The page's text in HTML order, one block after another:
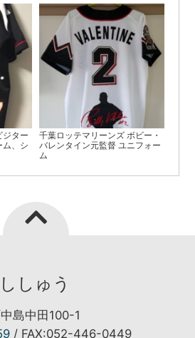
ジター
ム、シ
千葉ロッテマリーンズ ボビー・
バレンタイン元監督 ユニフォー
ム
しゅう
島中田100-1
/ FAX:052-446-0449